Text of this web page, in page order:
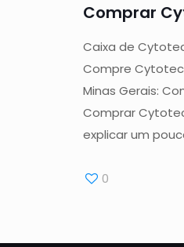
Comprar
Caixa de
Compre
Minas Gerais:
Comprar
explicar um
0